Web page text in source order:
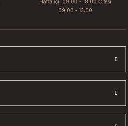
Hafta içi: 09:00 - 18:00 C.tesi
09:00 - 13:00